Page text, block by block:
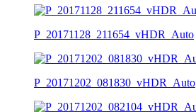
P_20171128_211654_vHDR_Auto
P_20171202_081830_vHDR_Auto